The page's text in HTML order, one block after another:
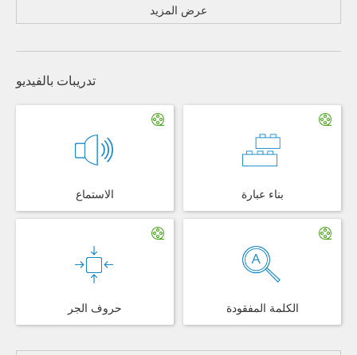
عرض المزيد
تدريبات بالفيديو
الاستماع بناء عبارة
حروف الجر الكلمة المفقودة